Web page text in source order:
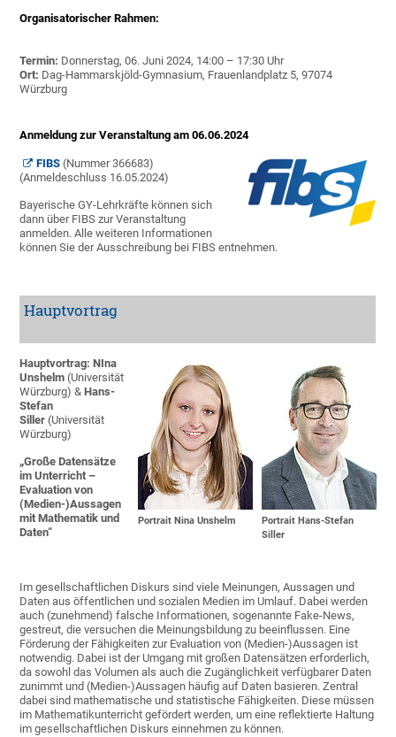
Organisatorischer Rahmen:
Termin: Donnerstag, 06. Juni 2024, 14:00 – 17:30 Uhr
Ort: Dag-Hammarskjöld-Gymnasium, Frauenlandplatz 5, 97074
Würzburg
Anmeldung zur Veranstaltung am 06.06.2024
FIBS (Nummer 366683)
(Anmeldeschluss 16.05.2024)
Bayerische GY-Lehrkräfte können sich
dann über FIBS zur Veranstaltung
anmelden. Alle weiteren Informationen
können Sie der Ausschreibung bei FIBS entnehmen.
Hauptvortrag
Portrait Nina Unshelm
Portrait Hans-Stefan
Siller
Hauptvortrag: NIna
Unshelm (Universität
Würzburg) &Hans-
Stefan
Siller (Universität
Würzburg)
„Große Datensätze
im Unterricht –
Evaluation von
(Medien-)Aussagen
mit Mathematik und
Daten“
Im gesellschaftlichen Diskurs sind viele Meinungen, Aussagen und
Daten aus öffentlichen und sozialen Medien im Umlauf. Dabei werden
auch (zunehmend) falsche Informationen, sogenannte Fake-News,
gestreut, die versuchen die Meinungsbildung zu beeinflussen. Eine
Förderung der Fähigkeiten zur Evaluation von (Medien-)Aussagen ist
notwendig. Dabei ist der Umgang mit großen Datensätzen erforderlich,
da sowohl das Volumen als auch die Zugänglichkeit verfügbarer Daten
zunimmt und (Medien-)Aussagen häufig auf Daten basieren. Zentral
dabei sind mathematische und statistische Fähigkeiten. Diese müssen
im Mathematikunterricht gefördert werden, um eine reflektierte Haltung
im gesellschaftlichen Diskurs einnehmen zu können.